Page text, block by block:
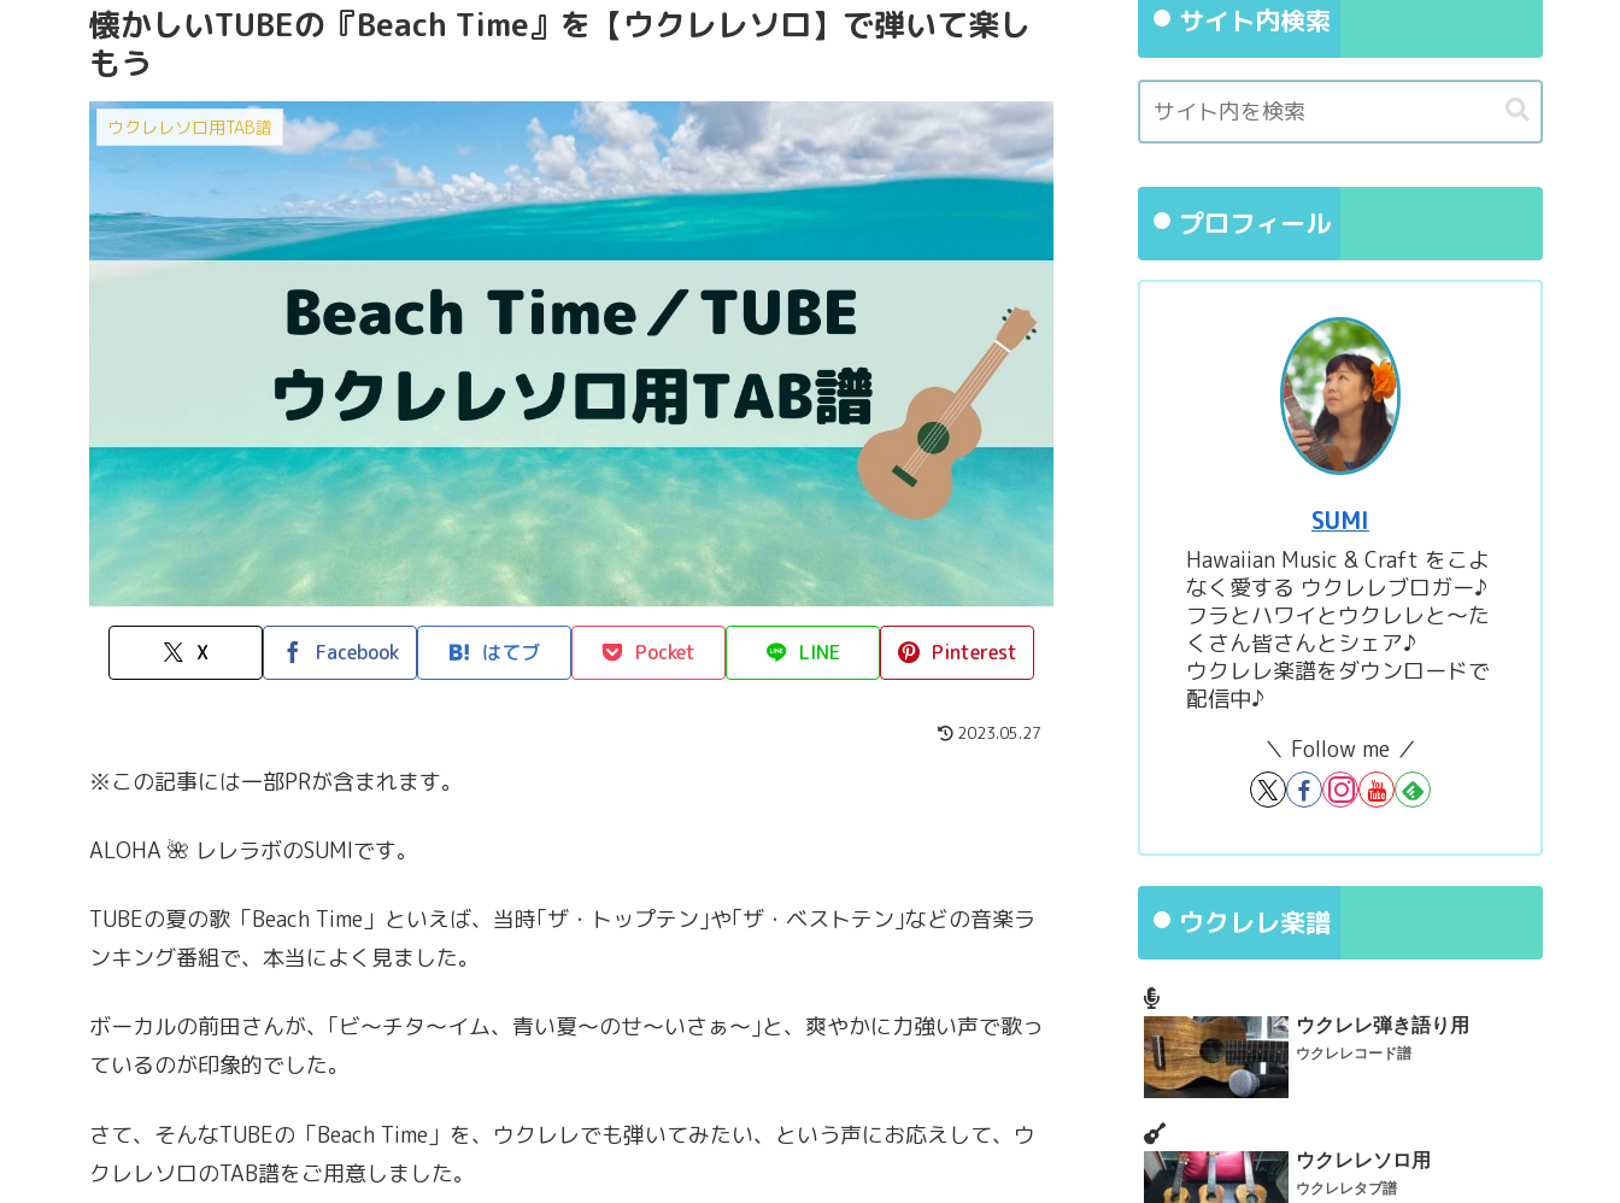
懐かしいTUBEの『Beach Time』を【ウクレレソロ】で弾いて楽し
もう
ウクレレソロ用TAB譜
X Facebook はてブ Pocket LINE Pinterest
2023.05.27
※この記事には一部PRが含まれます。
ALOHA 🌺 レレラボのSUMIです。
TUBEの夏の歌「Beach Time」といえば、当時｢ザ・トップテン｣や｢ザ・ベストテン｣などの音楽ラ
ンキング番組で、本当によく見ました。
ボーカルの前田さんが、｢ビ～チタ～イム、青い夏～のせ～いさぁ～｣と、爽やかに力強い声で歌っ
ているのが印象的でした。
さて、そんなTUBEの「Beach Time」を、ウクレレでも弾いてみたい、という声にお応えして、ウ
クレレソロのTAB譜をご用意しました。
サイト内検索
プロフィール
SUMI
Hawaiian Music & Craft をこよ
なく愛する ウクレレブロガー♪
フラとハワイとウクレレと～た
くさん皆さんとシェア♪
ウクレレ楽譜をダウンロードで
配信中♪
＼ Follow me ／
ウクレレ楽譜
ウクレレ弾き語り用
ウクレレコード譜
ウクレレソロ用
ウクレレタブ譜